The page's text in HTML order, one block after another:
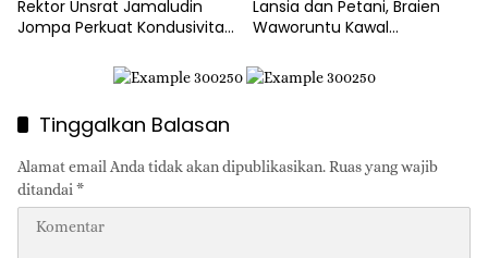
Rektor Unsrat Jamaludin
Jompa Perkuat Kondusivitas
Lansia dan Petani, Braien
Waworuntu Kawal
Tinggalkan Balasan
Alamat email Anda tidak akan dipublikasikan.Ruas yang wajib
ditandai *